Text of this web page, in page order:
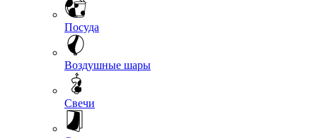
Посуда
Воздушные шары
Свечи